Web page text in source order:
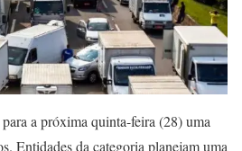
a próxima quinta-feira (28) uma
Entidades da categoria planejam uma